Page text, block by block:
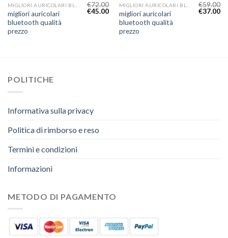
MIGLIORI AURICOLARI BLUETOOTH QUALITÀ PREZZO
migliori auricolari
bluetooth qualità
prezzo
€72.00
€45.00
MIGLIORI AURICOLARI BLUETOOTH QUALITÀ PREZZO
migliori auricolari
bluetooth qualità
prezzo
€59.00
€37.00
POLITICHE
Informativa sulla privacy
Politica di rimborso e reso
Termini e condizioni
Informazioni
METODO DI PAGAMENTO